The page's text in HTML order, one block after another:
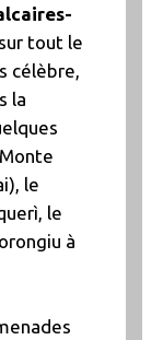
tout le
célèbre,
la
le
le
à